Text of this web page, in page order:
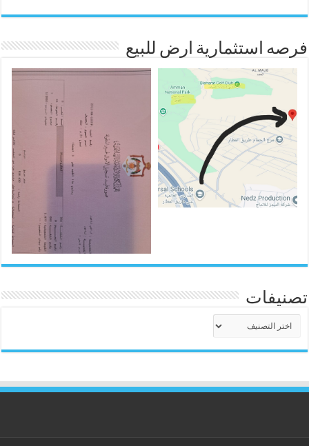
فرصه استثمارية ارض للبيع
تصنيفات
تصنيفات